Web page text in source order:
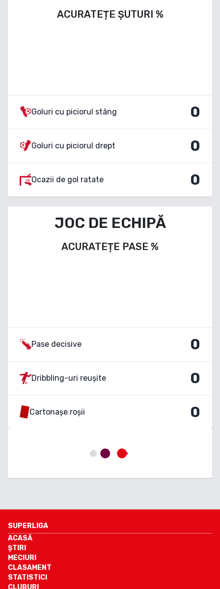
ACURATEȚE ȘUTURI %
Goluri cu piciorul stâng 0
Goluri cu piciorul drept 0
Ocazii de gol ratate 0
JOC DE ECHIPĂ
ACURATEȚE PASE %
Pase decisive 0
Dribbling-uri reușite 0
Cartonașe roșii 0
SUPERLIGA
ACASĂ
ȘTIRI
MECIURI
CLASAMENT
STATISTICI
CLUBURI